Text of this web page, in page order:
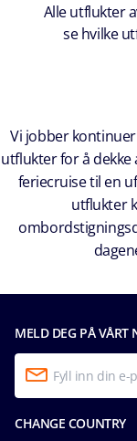
Alle utflukter
se hvilke
Vi jobber
utflukter for å
feriecruise til en
utflukter
MELD DEG PÅ VÅRT
CHANGE COUNTRY